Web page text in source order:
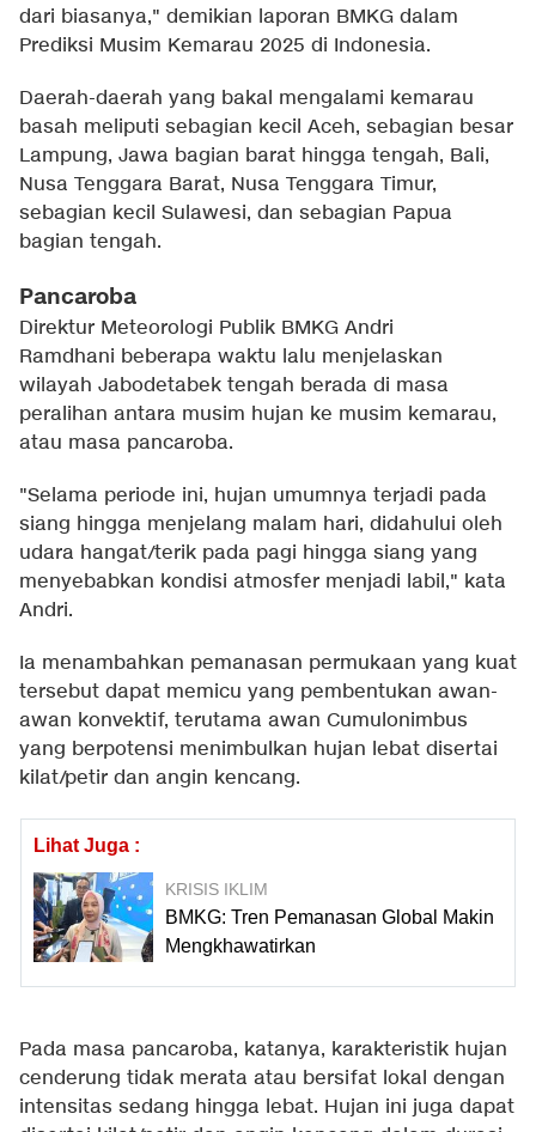
dari biasanya," demikian laporan BMKG dalam
Prediksi Musim Kemarau 2025 di Indonesia.
Daerah-daerah yang bakal mengalami kemarau
basah meliputi sebagian kecil Aceh, sebagian besar
Lampung, Jawa bagian barat hingga tengah, Bali,
Nusa Tenggara Barat, Nusa Tenggara Timur,
sebagian kecil Sulawesi, dan sebagian Papua
bagian tengah.
Pancaroba
Direktur Meteorologi Publik BMKG Andri
Ramdhani beberapa waktu lalu menjelaskan
wilayah Jabodetabek tengah berada di masa
peralihan antara musim hujan ke musim kemarau,
atau masa pancaroba.
"Selama periode ini, hujan umumnya terjadi pada
siang hingga menjelang malam hari, didahului oleh
udara hangat/terik pada pagi hingga siang yang
menyebabkan kondisi atmosfer menjadi labil," kata
Andri.
Ia menambahkan pemanasan permukaan yang kuat
tersebut dapat memicu yang pembentukan awan-
awan konvektif, terutama awan Cumulonimbus
yang berpotensi menimbulkan hujan lebat disertai
kilat/petir dan angin kencang.
Lihat Juga :
KRISIS IKLIM
BMKG: Tren Pemanasan Global Makin
Mengkhawatirkan
Pada masa pancaroba, katanya, karakteristik hujan
cenderung tidak merata atau bersifat lokal dengan
intensitas sedang hingga lebat. Hujan ini juga dapat